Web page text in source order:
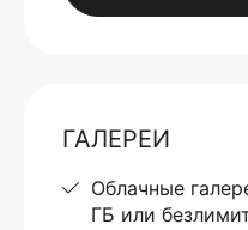
ГАЛЕРЕИ
Облачные
ГБ или